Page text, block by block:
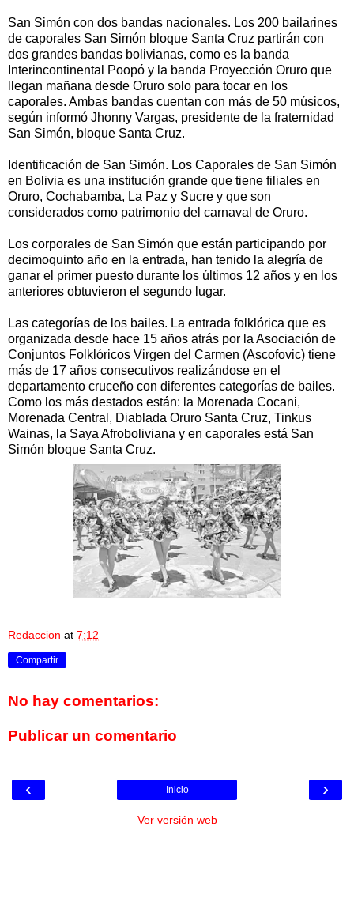
San Simón con dos bandas nacionales. Los 200 bailarines
de caporales San Simón bloque Santa Cruz partirán con
dos grandes bandas bolivianas, como es la banda
Interincontinental Poopó y la banda Proyección Oruro que
llegan mañana desde Oruro solo para tocar en los
caporales. Ambas bandas cuentan con más de 50 músicos,
según informó Jhonny Vargas, presidente de la fraternidad
San Simón, bloque Santa Cruz.
Identificación de San Simón. Los Caporales de San Simón
en Bolivia es una institución grande que tiene filiales en
Oruro, Cochabamba, La Paz y Sucre y que son
considerados como patrimonio del carnaval de Oruro.
Los corporales de San Simón que están participando por
decimoquinto año en la entrada, han tenido la alegría de
ganar el primer puesto durante los últimos 12 años y en los
anteriores obtuvieron el segundo lugar.
Las categorías de los bailes. La entrada folklórica que es
organizada desde hace 15 años atrás por la Asociación de
Conjuntos Folklóricos Virgen del Carmen (Ascofovic) tiene
más de 17 años consecutivos realizándose en el
departamento cruceño con diferentes categorías de bailes.
Como los más destados están: la Morenada Cocani,
Morenada Central, Diablada Oruro Santa Cruz, Tinkus
Wainas, la Saya Afroboliviana y en caporales está San
Simón bloque Santa Cruz.
Redaccion at 7:12
Compartir
No hay comentarios:
Publicar un comentario
‹ ›
Inicio
Ver versión web